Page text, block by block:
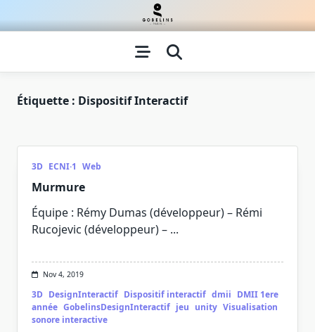
to
Étiquette : Dispositif Interactif
3D ECNI·1 Web
Murmure
Équipe : Rémy Dumas (développeur) – Rémi
Rucojevic (développeur) – ...
Nov 4, 2019
3D DesignInteractif Dispositif interactif dmii DMII 1ere
année GobelinsDesignInteractif jeu unity Visualisation
sonore interactive